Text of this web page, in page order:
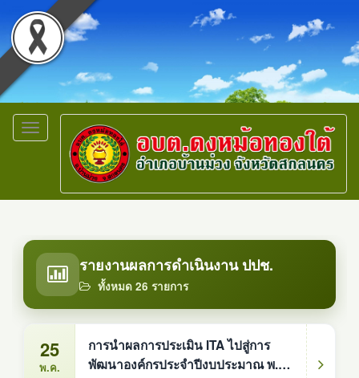
Toggle
navigation
รายงานผลการดำเนินงาน ปปช.
ทั้งหมด 26 รายการ
25
พ.ค.
การนำผลการประเมิน ITA ไปสู่การ
พัฒนาองค์กรประจำปีงบประมาณ พ.ศ.